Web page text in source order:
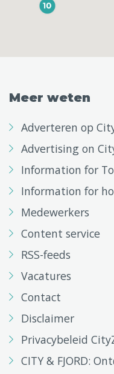
Meer weten
Adverteren op
Advertising on
Information for
Information for
Medewerkers
Content service
RSS-feeds
Vacatures
Contact
Disclaimer
Privacybeleid
CITY & FJORD: